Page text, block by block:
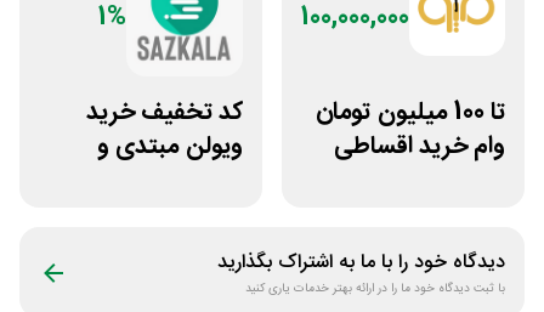
100,000,000
تا 100 میلیون تومان
وام خرید اقساطی
1%
کد تخفیف خرید
ویولن مبتدی و
دیدگاه خود را با ما به اشتراک بگذارید
با ثبت دیدگاه خود ما را در ارائه بهتر خدمات یاری کنید